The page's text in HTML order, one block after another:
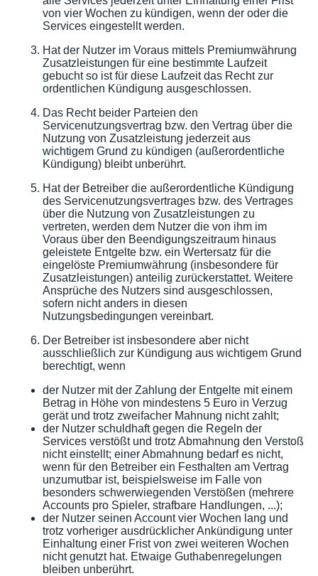
von vier Wochen zu kündigen, wenn der oder die
Services eingestellt werden.
Hat der Nutzer im Voraus mittels Premiumwährung
Zusatzleistungen für eine bestimmte Laufzeit
gebucht so ist für diese Laufzeit das Recht zur
ordentlichen Kündigung ausgeschlossen.
Das Recht beider Parteien den
Servicenutzungsvertrag bzw. den Vertrag über die
Nutzung von Zusatzleistung jederzeit aus
wichtigem Grund zu kündigen (außerordentliche
Kündigung) bleibt unberührt.
Hat der Betreiber die außerordentliche Kündigung
des Servicenutzungsvertrages bzw. des Vertrages
über die Nutzung von Zusatzleistungen zu
vertreten, werden dem Nutzer die von ihm im
Voraus über den Beendigungszeitraum hinaus
geleistete Entgelte bzw. ein Wertersatz für die
eingelöste Premiumwährung (insbesondere für
Zusatzleistungen) anteilig zurückerstattet. Weitere
Ansprüche des Nutzers sind ausgeschlossen,
sofern nicht anders in diesen
Nutzungsbedingungen vereinbart.
Der Betreiber ist insbesondere aber nicht
ausschließlich zur Kündigung aus wichtigem Grund
berechtigt, wenn
der Nutzer mit der Zahlung der Entgelte mit einem
Betrag in Höhe von mindestens 5 Euro in Verzug
gerät und trotz zweifacher Mahnung nicht zahlt;
der Nutzer schuldhaft gegen die Regeln der
Services verstößt und trotz Abmahnung den Verstoß
nicht einstellt; einer Abmahnung bedarf es nicht,
wenn für den Betreiber ein Festhalten am Vertrag
unzumutbar ist, beispielsweise im Falle von
besonders schwerwiegenden Verstößen (mehrere
Accounts pro Spieler, strafbare Handlungen, ...);
der Nutzer seinen Account vier Wochen lang und
trotz vorheriger ausdrücklicher Ankündigung unter
Einhaltung einer Frist von zwei weiteren Wochen
nicht genutzt hat. Etwaige Guthabenregelungen
bleiben unberührt.